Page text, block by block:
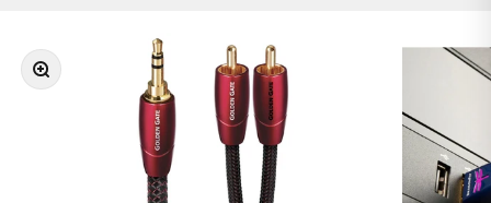
Zoomer sur l'image